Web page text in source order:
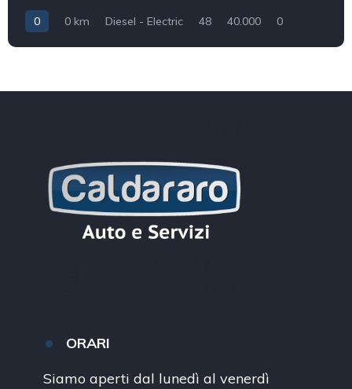
0 0 km Diesel - Electric 48 40.000 0
ORARI
Siamo aperti dal lunedì al venerdì